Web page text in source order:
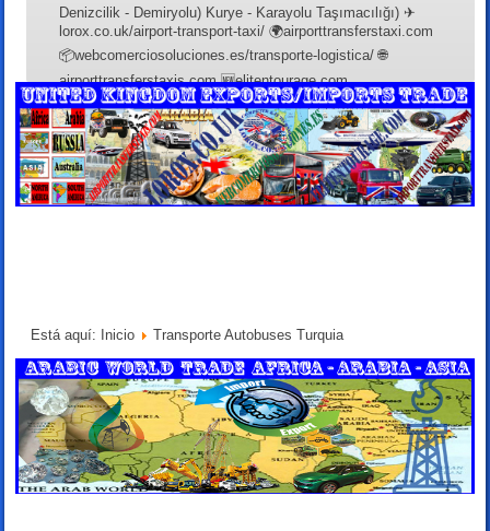
Denizcilik - Demiryolu) Kurye - Karayolu Taşımacılığı) ✈
lorox.co.uk/airport-transport-taxi/ 🌍airporttransferstaxi.com
📦webcomerciosoluciones.es/transporte-logistica/ 🌐
airporttransferstaxis.com 🆕elitentourage.com
Está aquí: Inicio Transporte Autobuses Turquia